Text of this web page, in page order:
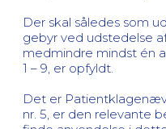
Der skal således som
gebyr ved udstedelse
medmindre mindst én
1 – 9, er opfyldt.
Det er
nr. 5, er den relevante